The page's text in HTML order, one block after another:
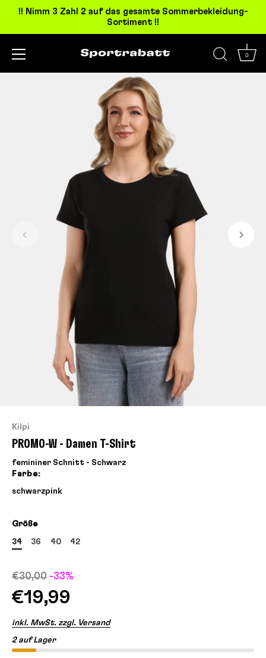
!! Nimm 3 Zahl 2 auf das gesamte Sommerbekleidung-
Sortiment !!
0
Kilpi
PROMO-W - Damen T-Shirt
femininer Schnitt - Schwarz
Farbe:
schwarzpink
Größe
34 36 40 42
€30,00 -33%
€19,99
inkl. MwSt. zzgl. Versand
2 auf Lager